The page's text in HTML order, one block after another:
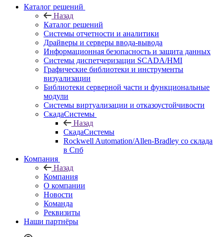
Каталог решений
Назад
Каталог решений
Системы отчетности и аналитики
Драйверы и серверы ввода-вывода
Информационная безопасность и защита данных
Системы диспетчеризации SCADA/HMI
Графические библиотеки и инструменты
визуализации
Библиотеки серверной части и функциональные
модули
Системы виртуализации и отказоустойчивости
СкадаСистемы
Назад
СкадаСистемы
Rockwell Automation/Allen-Bradley со склада
в Спб
Компания
Назад
Компания
О компании
Новости
Команда
Реквизиты
Наши партнёры